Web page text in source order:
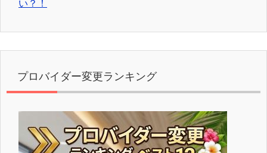
い？！
プロバイダー変更ランキング